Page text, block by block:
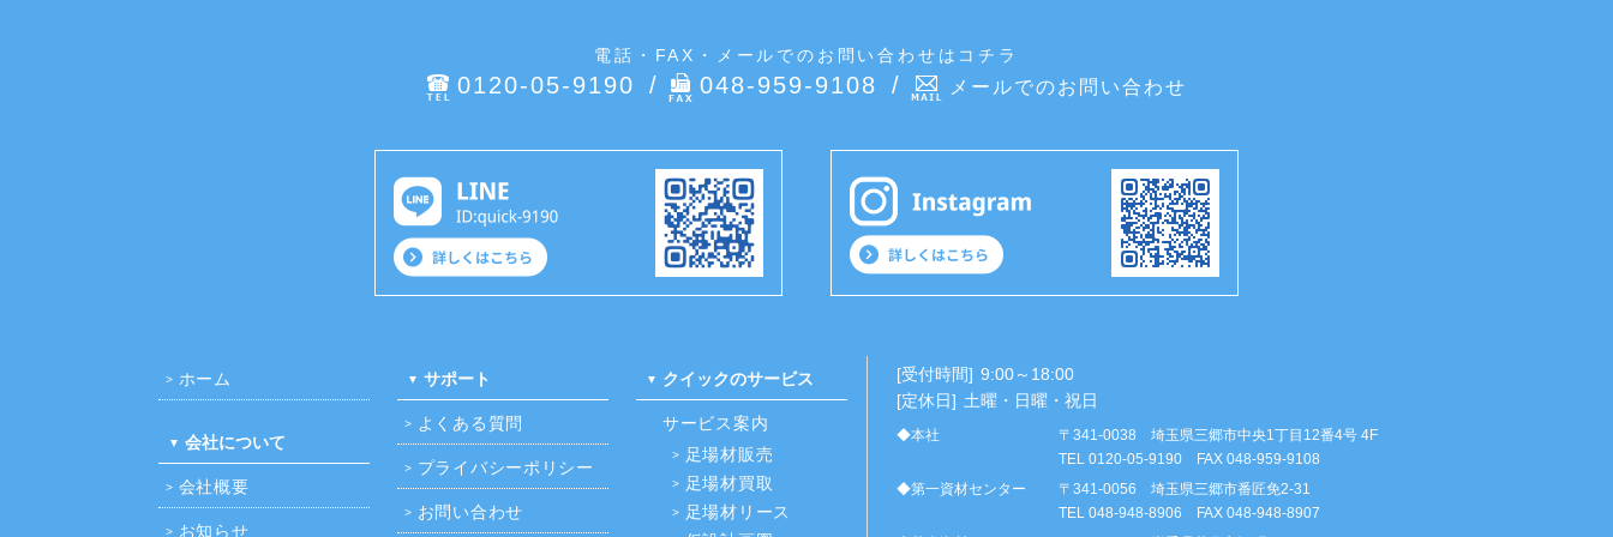
電話・FAX・メールでのお問い合わせはコチラ
0120-05-9190 048-959-9108 メールでのお問い合わせ
ホーム
会社について
会社概要
お知らせ
サポート
よくある質問
プライバシーポリシー
お問い合わせ
クイックのサービス
サービス案内
足場材販売
足場材買取
足場材リース
[受付時間] 9:00～18:00
[定休日] 土曜・日曜・祝日
◆本社
〒341-0038 埼玉県三郷市中央1丁目12番4号 4F
TEL 0120-05-9190 FAX 048-959-9108
◆第一資材センター
〒341-0056 埼玉県三郷市番匠免2-31
TEL 048-948-8906 FAX 048-948-8907